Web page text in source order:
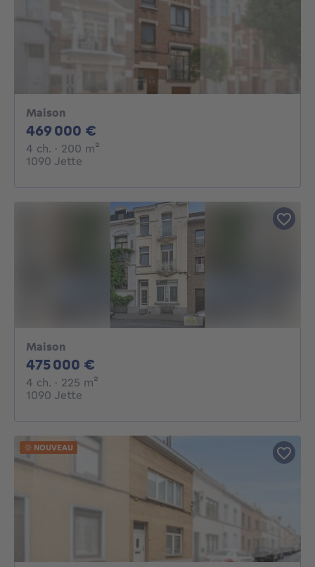
Maison
469 000 €
4 ch. 4 chambres
· 200 m²
1090 Jette
Maison
475 000 €
4 ch. 4 chambres
· 225 m²
1090 Jette
NOUVEAU